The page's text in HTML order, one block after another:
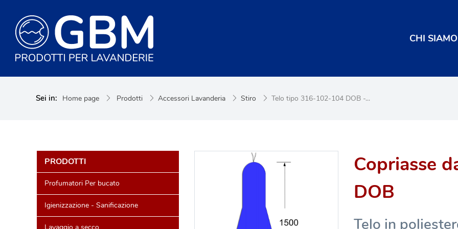
CHI SIAMO
Sei in: Home page Prodotti Accessori Lavanderia Stiro Telo tipo 316-102-104 DOB -...
PRODOTTI
Profumatori Per bucato
Igienizzazione - Sanificazione
Copriasse
DOB
Telo in